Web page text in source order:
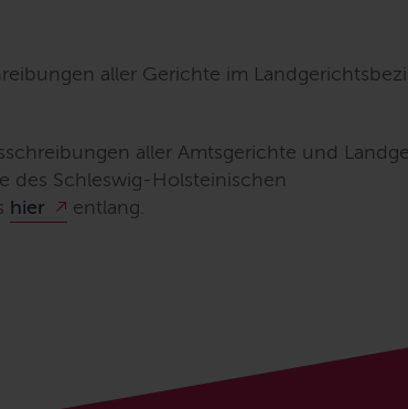
aller Gerichte im
aller Amtsgerichte und
des Schleswig-Holsteinischen
hier entlang.